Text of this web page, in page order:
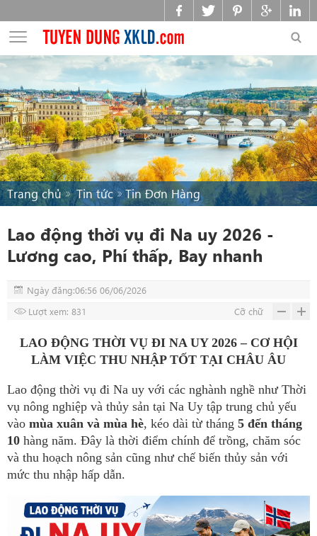
Trang chủ Tin tức Tin Đơn Hàng
Lao động thời vụ đi Na uy 2026 -
Lương cao, Phí thấp, Bay nhanh
Ngày đăng:06:56 06/06/2026
Lượt xem: 831
Cỡ chữ
LAO ĐỘNG THỜI VỤ ĐI NA UY 2026 – CƠ HỘI
LÀM VIỆC THU NHẬP TỐT TẠI CHÂU ÂU
Lao động thời vụ đi Na uy với các nghành nghề như Thời
vụ nông nghiệp và thủy sản tại Na Uy tập trung chủ yếu
vào mùa xuân và mùa hè, kéo dài từ tháng 5 đến tháng
10 hàng năm. Đây là thời điểm chính để trồng, chăm sóc
và thu hoạch nông sản cũng như chế biến thủy sản với
mức thu nhập hấp dẫn.